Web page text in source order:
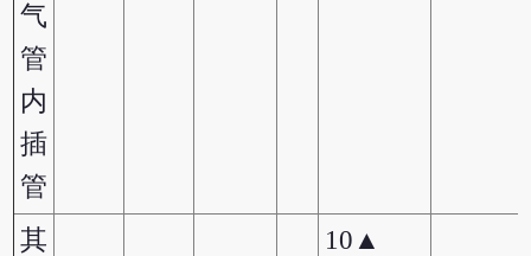
气
管
内
插
管
其
10▲